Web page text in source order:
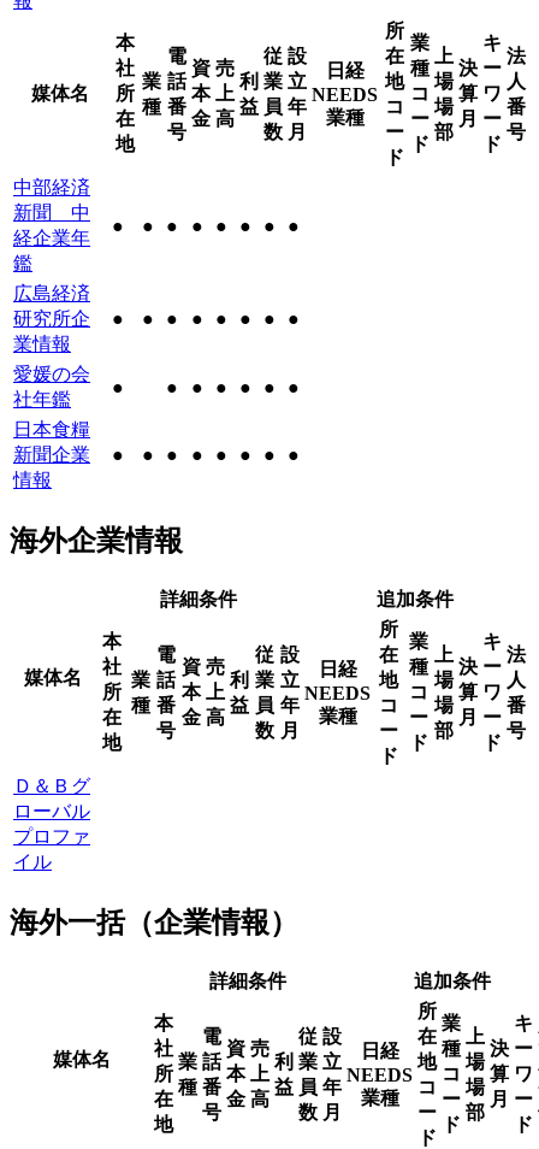
媒体名
本
社
所
在
地
業
種
電
話
番
号
資
本
金
売
上
高
利
益
従
業
員
数
設
立
年
月
日経
NEEDS
業種
所
在
地
コ
ー
ド
業
種
コ
ー
ド
上
場
場
部
決
算
月
キ
ー
ワ
ー
ド
法
人
番
号
中部経済
新聞 中
経企業年
鑑
● ● ● ● ● ● ● ●
広島経済
研究所企
業情報
● ● ● ● ● ● ● ●
愛媛の会
社年鑑
● ● ● ● ● ● ●
日本食糧
新聞企業
情報
● ● ● ● ● ● ● ●
海外企業情報
媒体名
詳細条件 追加条件
本
社
所
在
地
業
種
電
話
番
号
資
本
金
売
上
高
利
益
従
業
員
数
設
立
年
月
日経
NEEDS
業種
所
在
地
コ
ー
ド
業
種
コ
ー
ド
上
場
場
部
決
算
月
キ
ー
ワ
ー
ド
法
人
番
号
Ｄ＆Ｂグ
ローバル
プロファ
イル
海外一括（企業情報）
媒体名
詳細条件 追加条件
本
社
所
在
地
業
種
電
話
番
号
資
本
金
売
上
高
利
益
従
業
員
数
設
立
年
月
日経
NEEDS
業種
所
在
地
コ
ー
ド
業
種
コ
ー
ド
上
場
場
部
決
算
月
キ
ー
ワ
ー
ド